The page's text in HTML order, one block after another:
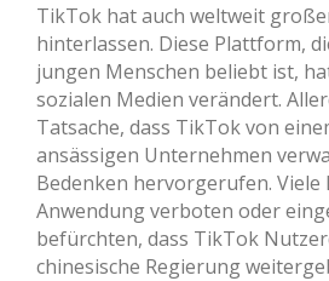
TikTok hat auch weltweit
hinterlassen. Diese Plattform,
jungen Menschen beliebt ist,
sozialen Medien verändert.
Tatsache, dass TikTok von
ansässigen Unternehmen
Bedenken hervorgerufen. Viele
Anwendung verboten oder
befürchten, dass TikTok
chinesische Regierung